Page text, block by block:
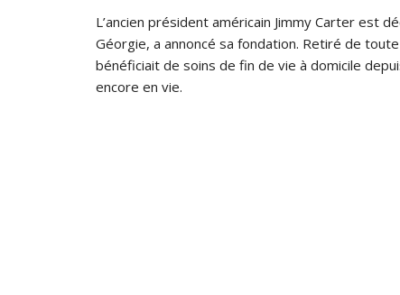
L’ancien président américain Jimmy Carter est
Géorgie, a annoncé sa fondation. Retiré de
bénéficiait de soins de fin de vie à domicile
encore en vie.